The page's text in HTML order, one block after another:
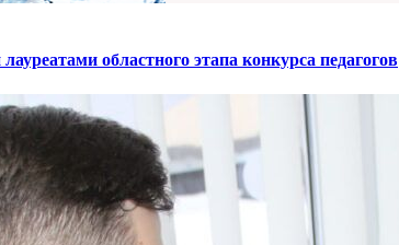
областного этапа конкурса педагогов